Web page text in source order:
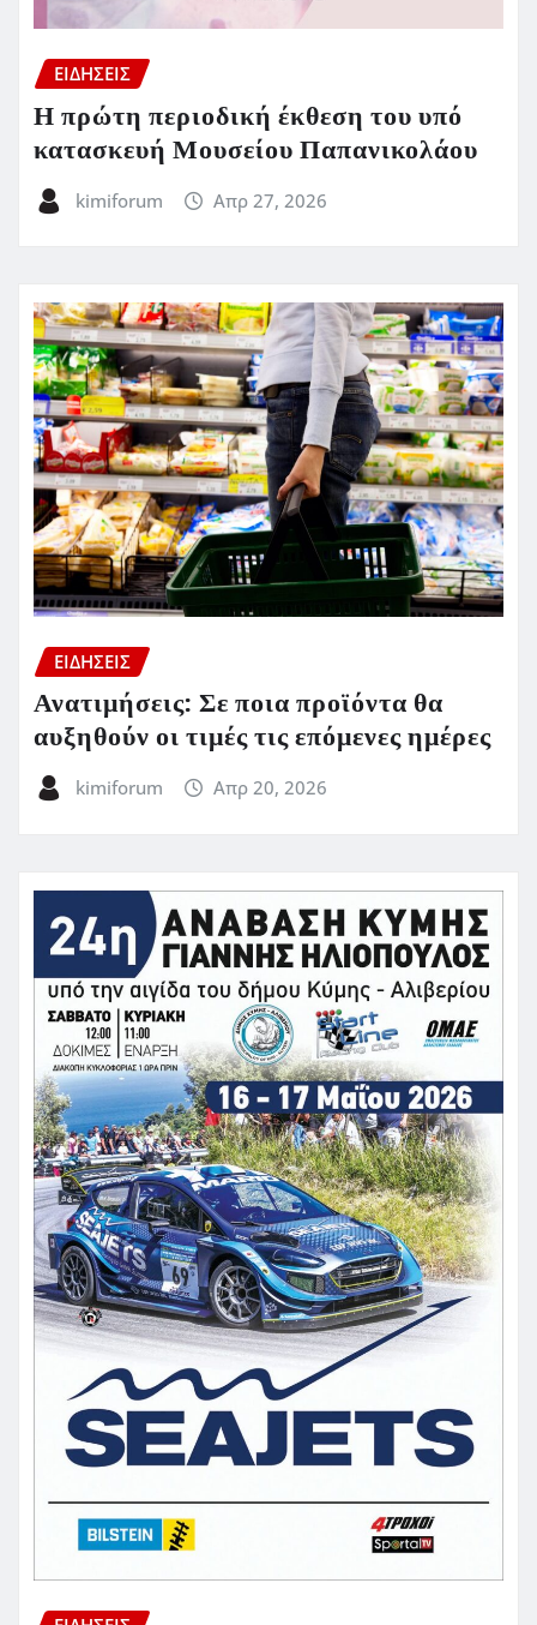
ΕΙΔΗΣΕΙΣ
Η πρώτη περιοδική έκθεση του υπό
κατασκευή Μουσείου Παπανικολάου
kimiforum Απρ 27, 2026
ΕΙΔΗΣΕΙΣ
Ανατιμήσεις: Σε ποια προϊόντα θα
αυξηθούν οι τιμές τις επόμενες ημέρες
kimiforum Απρ 20, 2026